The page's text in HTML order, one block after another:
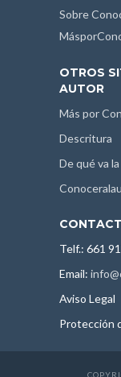
Sobre
OTROS
AUTOR
Más por
Descritura
De qué va
Telf.: 661
Email:
Aviso Legal
Protección